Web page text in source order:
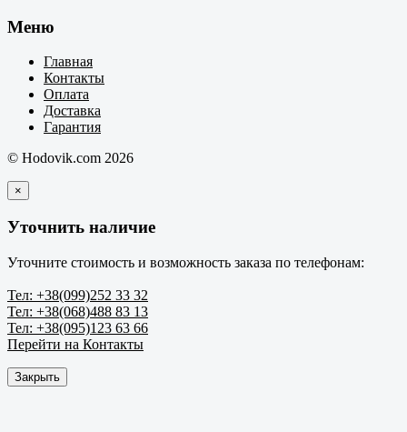
Меню
Главная
Контакты
Оплата
Доставка
Гарантия
© Hodovik.com 2026
×
Уточнить наличие
Уточните стоимость и возможность заказа по телефонам:
Тел: +38(099)252 33 32
Тел: +38(068)488 83 13
Тел: +38(095)123 63 66
Перейти на Контакты
Закрыть